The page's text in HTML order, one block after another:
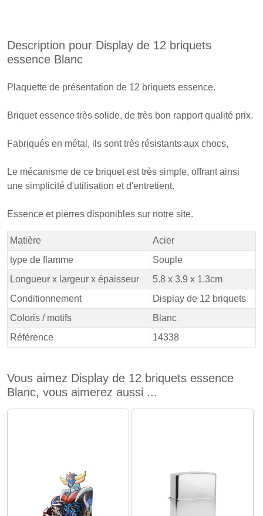
Description pour Display de 12 briquets
essence Blanc
Plaquette de présentation de 12 briquets essence.
Briquet essence très solide, de très bon rapport qualité prix.
Fabriqués en métal, ils sont très résistants aux chocs,
Le mécanisme de ce briquet est très simple, offrant ainsi
une simplicité d'utilisation et d'entretient.
Essence et pierres disponibles sur notre site.
Matière
Acier
type de flamme
Souple
Longueur x largeur x épaisseur
5.8 x 3.9 x 1.3cm
Conditionnement
Display de 12 briquets
Coloris / motifs
Blanc
Référence
14338
Vous aimez Display de 12 briquets essence
Blanc, vous aimerez aussi ...